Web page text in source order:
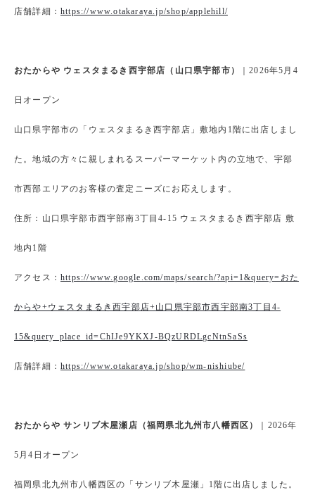
店舗詳細： https://www.otakaraya.jp/shop/applehill/
おたからや ウェスタまるき西宇部店（山口県宇部市） ｜2026年5月4
日オープン
山口県宇部市の「ウェスタまるき西宇部店」敷地内1階に出店しまし
た。地域の方々に親しまれるスーパーマーケット内の立地で、宇部
市西部エリアのお客様の査定ニーズにお応えします。
住所：山口県宇部市西宇部南3丁目4-15 ウェスタまるき西宇部店 敷
地内1階
アクセス： https://www.google.com/maps/search/?api=1&query=おた
からや+ウェスタまるき西宇部店+山口県宇部市西宇部南3丁目4-
15&query_place_id=ChIJe9YKXJ-BQzURDLgcNtnSaSs
店舗詳細： https://www.otakaraya.jp/shop/wm-nishiube/
おたからや サンリブ木屋瀬店（福岡県北九州市八幡西区） ｜2026年
5月4日オープン
福岡県北九州市八幡西区の「サンリブ木屋瀬」1階に出店しました。